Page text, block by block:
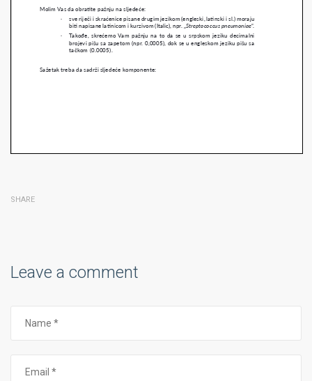
SHARE
Leave a comment